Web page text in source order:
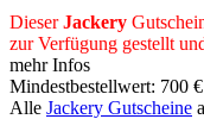
DieserJackery
zur Verfügung gestellt
mehr Infos
Mindestbestellwert: 700 €
Alle Jackery Gutscheine